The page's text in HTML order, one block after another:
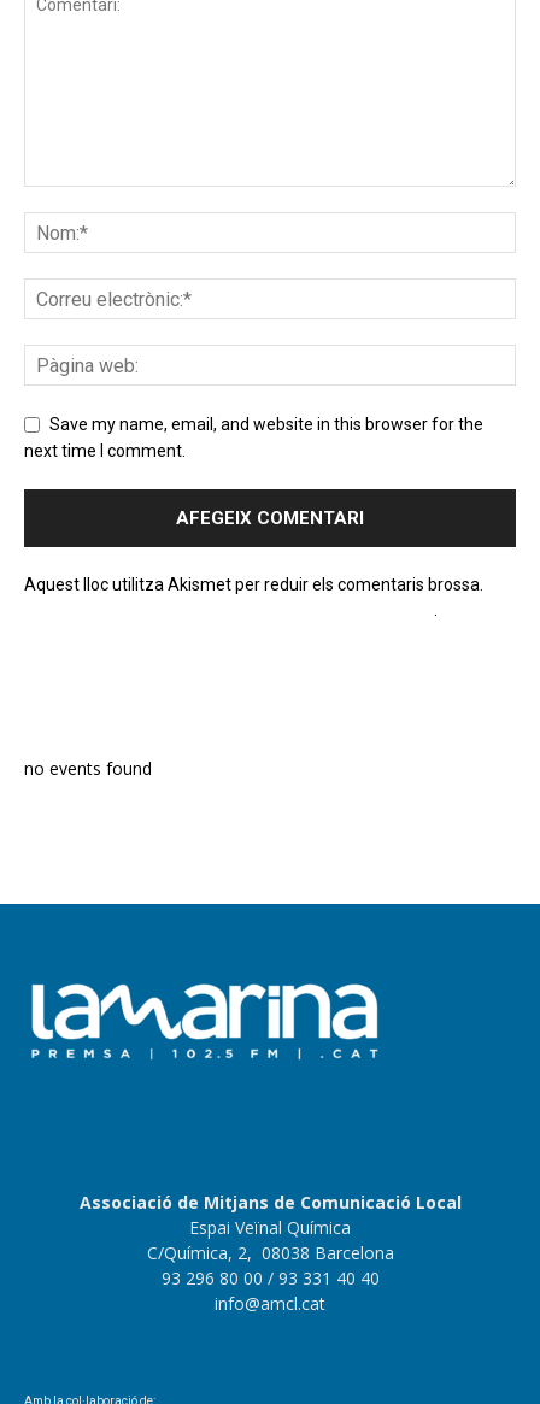
Save my name, email, and website in this browser for the
next time I comment.
Aquest lloc utilitza Akismet per reduir els comentaris brossa.
no events found
Associació de Mitjans de Comunicació Local
Espai Veïnal Química
C/Química, 2, 08038 Barcelona
93 296 80 00 / 93 331 40 40
info@amcl.cat
Amb la col·laboració de: